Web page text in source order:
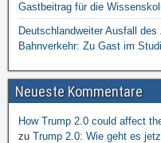
Gastbeitrag für die
Deutschlandweiter Ausfall
Bahnverkehr: Zu Gast im
Neueste Kommentare
How Trump 2.0 could affect
zu Trump 2.0: Wie geht es